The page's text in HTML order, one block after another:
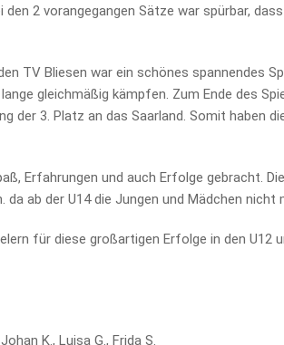
den 2 vorangegangen Sätze war spürbar,
TV Bliesen war ein schönes spannendes
gleichmäßig kämpfen. Zum Ende des
der 3. Platz an das Saarland. Somit haben
Erfahrungen und auch Erfolge gebracht.
da ab der U14 die Jungen und Mädchen
für diese großartigen Erfolge in den
K., Luisa G., Frida S.